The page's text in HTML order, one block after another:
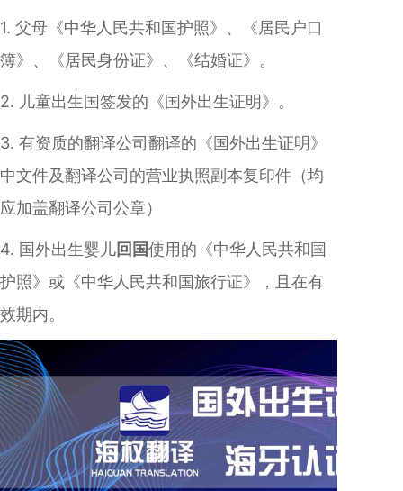
1. 父母《中华人民共和国护照》、《居民户口
簿》、《居民身份证》、《结婚证》。
2. 儿童出生国签发的《国外出生证明》。
3. 有资质的翻译公司翻译的《国外出生证明》
中文件及翻译公司的营业执照副本复印件（均
应加盖翻译公司公章）
4. 国外出生婴儿回国使用的《中华人民共和国
护照》或《中华人民共和国旅行证》，且在有
效期内。